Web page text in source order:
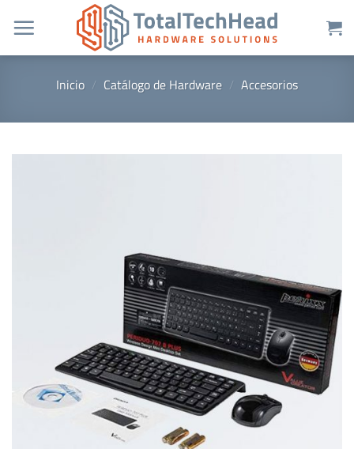
Inicio / Catálogo de Hardware / Accesorios